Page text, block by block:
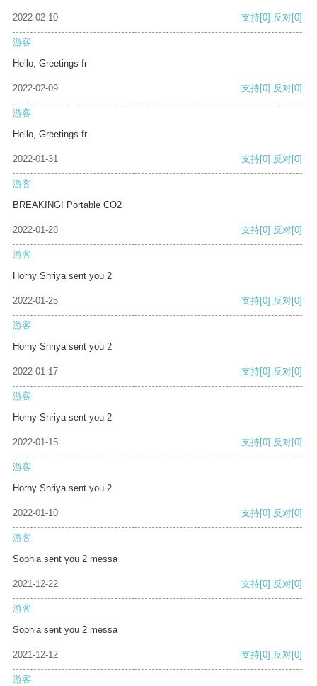
2022-02-10 支持[0] 反对[0]
游客
Hello, Greetings fr
2022-02-09 支持[0] 反对[0]
游客
Hello, Greetings fr
2022-01-31 支持[0] 反对[0]
游客
BREAKING! Portable CO2
2022-01-28 支持[0] 反对[0]
游客
Horny Shriya sent you 2
2022-01-25 支持[0] 反对[0]
游客
Horny Shriya sent you 2
2022-01-17 支持[0] 反对[0]
游客
Horny Shriya sent you 2
2022-01-15 支持[0] 反对[0]
游客
Horny Shriya sent you 2
2022-01-10 支持[0] 反对[0]
游客
Sophia sent you 2 messa
2021-12-22 支持[0] 反对[0]
游客
Sophia sent you 2 messa
2021-12-12 支持[0] 反对[0]
游客